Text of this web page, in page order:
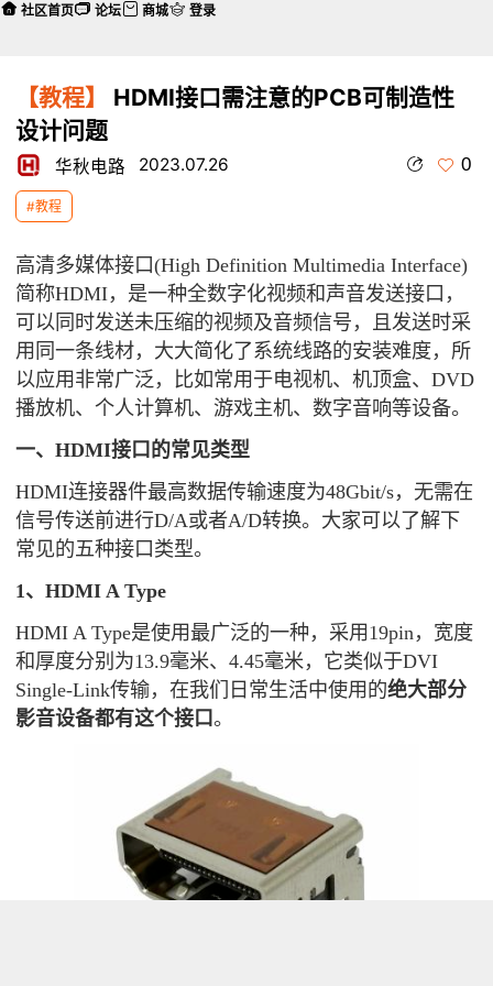
【教程】
HDMI接口需注意的PCB可制造性
设计问题
华秋电路 2023.07.26 0
#教程
高清多媒体接口(High Definition Multimedia Interface)
简称HDMI，是一种全数字化视频和声音发送接口，
可以同时发送未压缩的视频及音频信号，且发送时采
用同一条线材，大大简化了系统线路的安装难度，所
以应用非常广泛，比如常用于电视机、机顶盒、DVD
播放机、个人计算机、游戏主机、数字音响等设备。
一、HDMI接口的常见类型
HDMI连接器件最高数据传输速度为48Gbit/s，无需在
信号传送前进行D/A或者A/D转换。大家可以了解下
常见的五种接口类型。
1、HDMI A Type
HDMI A Type是使用最广泛的一种，采用19pin，宽度
和厚度分别为13.9毫米、4.45毫米，它类似于DVI
Single-Link传输，在我们日常生活中使用的绝大部分
影音设备都有这个接口。
社区首页 论坛 商城 登录